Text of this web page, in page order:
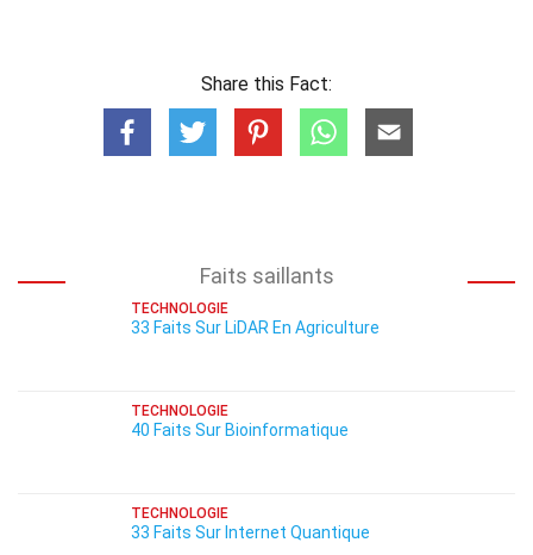
Share this Fact:
Faits saillants
TECHNOLOGIE
33 Faits Sur LiDAR En Agriculture
TECHNOLOGIE
40 Faits Sur Bioinformatique
TECHNOLOGIE
33 Faits Sur Internet Quantique